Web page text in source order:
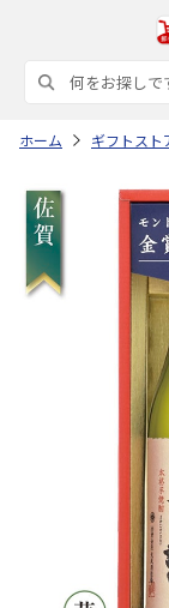
ホーム ギフトスト